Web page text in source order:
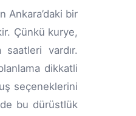
Ankara’daki bir
Çünkü kurye,
vardır.
dikkatli
seçeneklerini
bu dürüstlük